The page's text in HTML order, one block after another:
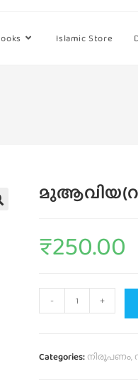
Islamic Store
₹250.00
- +
Categories: നിരൂപണം,